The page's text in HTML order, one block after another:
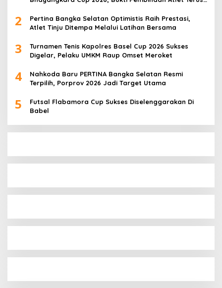
2
Pertina Bangka Selatan Optimistis Raih Prestasi,
Atlet Tinju Ditempa Melalui Latihan Bersama
3
Turnamen Tenis Kapolres Basel Cup 2026 Sukses
Digelar, Pelaku UMKM Raup Omset Meroket
4
Nahkoda Baru PERTINA Bangka Selatan Resmi
Terpilih, Porprov 2026 Jadi Target Utama
5
Futsal Flabamora Cup Sukses Diselenggarakan Di
Babel